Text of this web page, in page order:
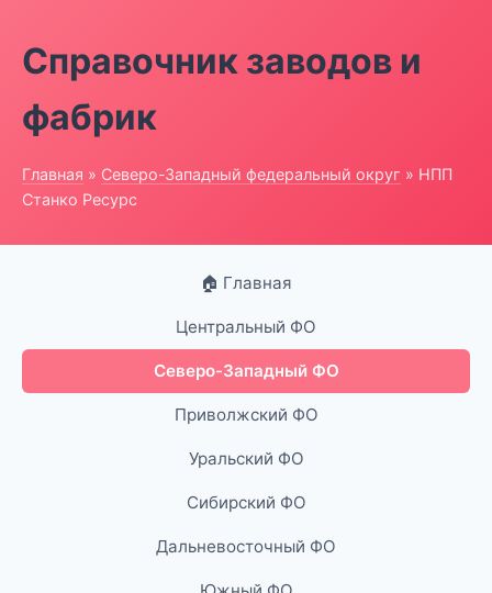
Справочник заводов и
фабрик
Главная » Северо-Западный федеральный округ » НПП
Станко Ресурс
🏠 Главная
Центральный ФО
Северо-Западный ФО
Приволжский ФО
Уральский ФО
Сибирский ФО
Дальневосточный ФО